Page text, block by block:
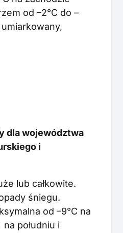
od –2°C do –
umiarkowany,
dla województwa
i
lub całkowite.
śniegu.
od –9°C na
na południu i